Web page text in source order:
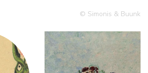
© Simonis & Buunk